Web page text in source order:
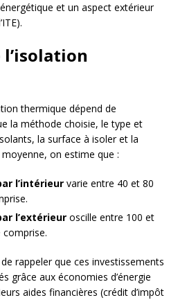
et un aspect extérieur
l’isolation
thermique dépend de
la méthode choisie, le type et
la surface à isoler et la
on estime que :
l’intérieur varie entre 40 et 80
l’extérieur oscille entre 100 et
comprise.
rappeler que ces investissements
grâce aux économies d’énergie
aides financières (crédit d’impôt